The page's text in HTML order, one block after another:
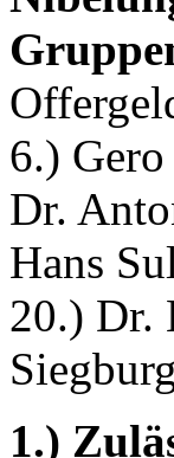
6.)
Dr.
Hans
20.) Dr.
1.)